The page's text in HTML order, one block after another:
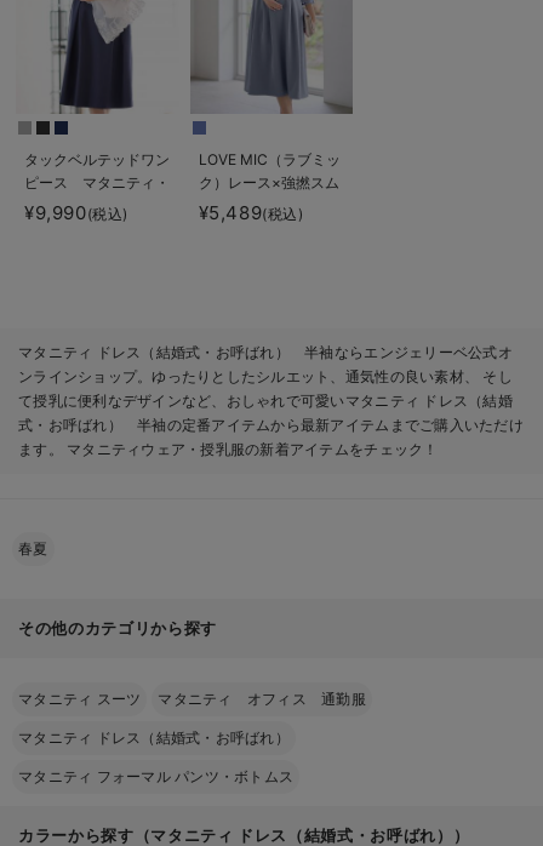
タックベルテッドワン
ピース マタニティ・
授乳服【出産後も長く
使える】
¥9,990(税込)
LOVE MIC（ラブミッ
ク）レース×強撚スム
ースフレアーワンピー
ス マタニティ・授乳
¥5,489(税込)
マタニティ ドレス（結婚式・お呼ばれ） 半袖ならエンジェリーベ公式オ
ンラインショップ。ゆったりとしたシルエット、通気性の良い素材、 そし
て授乳に便利なデザインなど、おしゃれで可愛いマタニティ ドレス（結婚
式・お呼ばれ） 半袖の定番アイテムから最新アイテムまでご購入いただけ
ます。 マタニティウェア・授乳服の新着アイテムをチェック！
春夏
その他のカテゴリから探す
マタニティ スーツ マタニティ オフィス 通勤服
マタニティ ドレス（結婚式・お呼ばれ）
マタニティ フォーマル パンツ・ボトムス
カラーから探す（マタニティ ドレス（結婚式・お呼ばれ））